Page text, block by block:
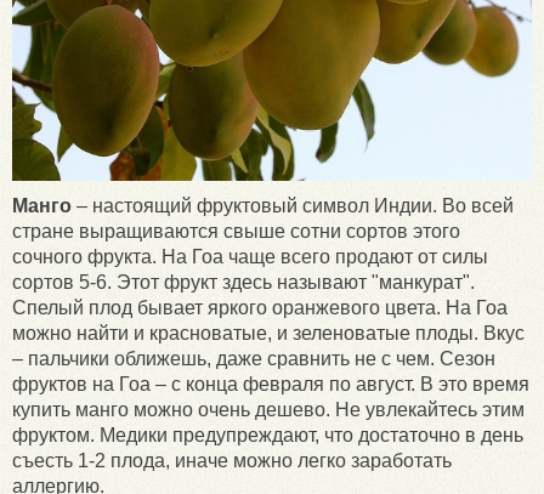
Манго – настоящий фруктовый символ Индии. Во всей
стране выращиваются свыше сотни сортов этого
сочного фрукта. На Гоа чаще всего продают от силы
сортов 5-6. Этот фрукт здесь называют "манкурат".
Спелый плод бывает яркого оранжевого цвета. На Гоа
можно найти и красноватые, и зеленоватые плоды. Вкус
– пальчики оближешь, даже сравнить не с чем. Сезон
фруктов на Гоа – с конца февраля по август. В это время
купить манго можно очень дешево. Не увлекайтесь этим
фруктом. Медики предупреждают, что достаточно в день
съесть 1-2 плода, иначе можно легко заработать
аллергию.